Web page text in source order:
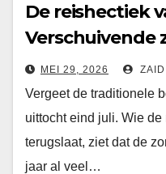
De reishectiek
Verschuivende
tech die alles
MEI 29, 2026
Vergeet de traditionele
uittocht eind juli. Wie
terugslaat, ziet dat de
jaar al veel…